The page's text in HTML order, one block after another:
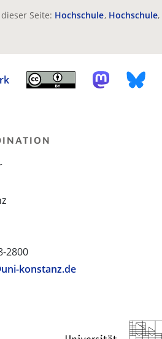
Seite: Hochschule Hochschule
2800
konstanz.de